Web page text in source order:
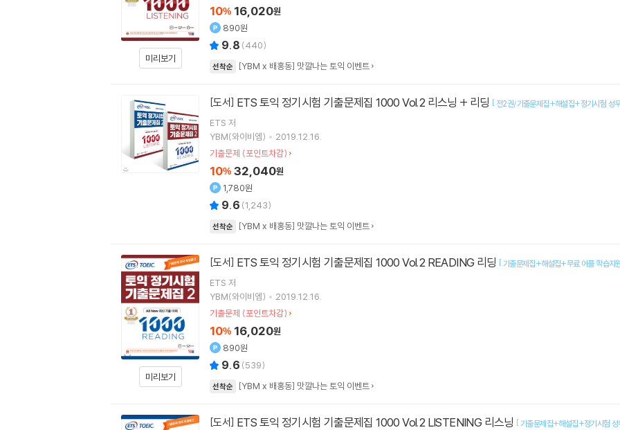
미리보기
10% 16,020원
890원
9.8 (440)
선착순 [YBM x 배홍동] 맛깔나는 토익 이벤트
[도서] ETS 토익 정기시험 기출문제집 1000 Vol.2 리스닝 + 리딩 [ 전2권/기출문제집+해설집+정기시험 성
ETS 저
YBM(와이비엠)
2019.12.16.
기출문제 (포인트차감)
10% 32,040원
1,780원
9.6 (1,243)
선착순 [YBM x 배홍동] 맛깔나는 토익 이벤트
미리보기
[도서] ETS 토익 정기시험 기출문제집 1000 Vol.2 READING 리딩 [기출문제집+해설집+무료 어플 학습지
ETS 저
YBM(와이비엠)
2019.12.16.
기출문제 (포인트차감)
10% 16,020원
890원
9.6 (539)
선착순 [YBM x 배홍동] 맛깔나는 토익 이벤트
[도서] ETS 토익 정기시험 기출문제집 1000 Vol.2 LISTENING 리스닝 [기출문제집+해설집+정기시험